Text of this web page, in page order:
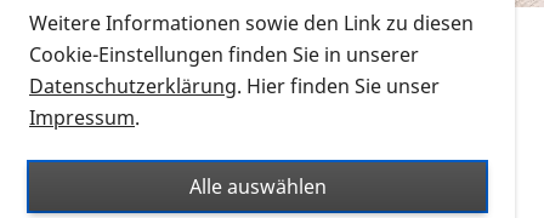
Thema Infomaterial auf der PRO RETINA-Website
für blinde und sehbehinderte Menschen an.
Auf dieser Seite finden Sie sämtliches Infomaterial
Ort. Nutzen Sie den Formatfilter, um ausschließlich
nach Flyern und Broschüren, Audios oder Videos zu
Weitere Informationen sowie den Link zu diesen
Cookie-Einstellungen finden Sie in unserer
Datenschutzerklärung. Hier finden Sie unser
Impressum.
Alle auswählen